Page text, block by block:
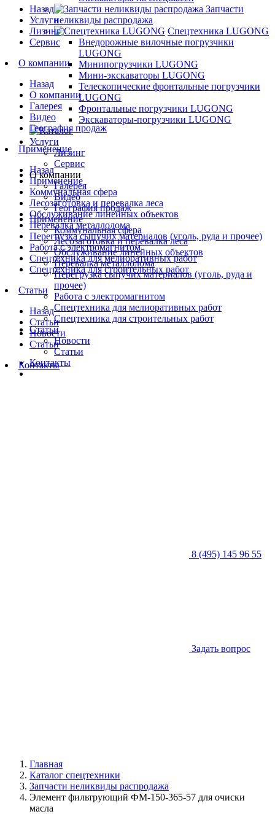
Запчасти
неликвиды распродажа
Спецтехника LUGONG
Внедорожные вилочные погрузчики
LUGONG
Минипогрузчики LUGONG
Мини-экскаваторы LUGONG
Телескопические фронтальные погрузчики
LUGONG
Фронтальные погрузчики LUGONG
Экскаваторы-погрузчики LUGONG
Услуги
Лизинг
Сервис
О компании
Галерея
Видео
География продаж
Применение
Коммунальная сфера
Лесозаготовка и перевалка леса
Обслуживание линейных объектов
Перевалка металлолома
Перегрузка сыпучих материалов (уголь, руда и
прочее)
Работа с электромагнитом
Спецтехника для мелиоративных работ
Спецтехника для строительных работ
Статьи
Новости
Статьи
Контакты
Назад
Услуги
Лизинг
Сервис
О компании
Назад
О компании
Галерея
Видео
География продаж
Применение
Назад
Применение
Коммунальная сфера
Лесозаготовка и перевалка леса
Обслуживание линейных объектов
Перевалка металлолома
Перегрузка сыпучих материалов (уголь, руда и прочее)
Работа с электромагнитом
Спецтехника для мелиоративных работ
Спецтехника для строительных работ
Статьи
Назад
Статьи
Новости
Статьи
Контакты
8 (495) 145 96 55
Задать вопрос
Главная
Каталог спецтехники
Запчасти неликвиды распродажа
Элемент фильтрующий ФМ-150-365-57 для очиски
масла